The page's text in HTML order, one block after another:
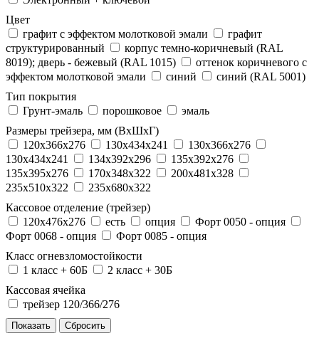
Цвет
графит с эффектом молотковой эмали
графит
структурированный
корпус темно-коричневый (RAL
8019); дверь - бежевый (RAL 1015)
оттенок коричневого с
эффектом молотковой эмали
синий
синий (RAL 5001)
Тип покрытия
Грунт-эмаль
порошковое
эмаль
Размеры трейзера, мм (ВхШхГ)
120x366x276
130x434x241
130х366х276
130х434х241
134x392x296
135x392x276
135x395x276
170x348x322
200x481x328
235x510x322
235x680x322
Кассовое отделение (трейзер)
120х476х276
есть опция
Форт 0050 - опция
Форт 0068 - опция
Форт 0085 - опция
Класс огневзломостойкости
1 класс + 60Б
2 класс + 30Б
Кассовая ячейка
трейзер 120/366/276